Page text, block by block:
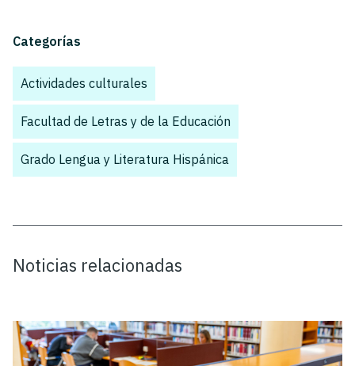
Categorías
Actividades culturales
Facultad de Letras y de la Educación
Grado Lengua y Literatura Hispánica
Noticias relacionadas